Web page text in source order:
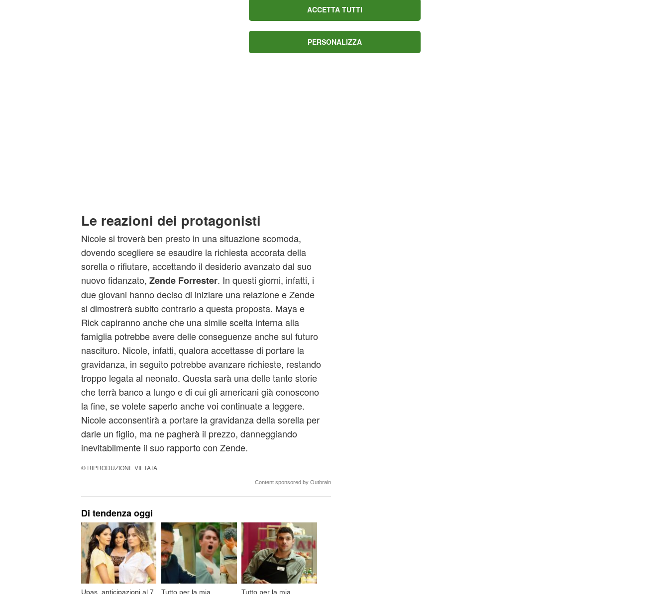
si renderà conto delle difficoltà in cui ha gettato suo sorella e
le conseguenze che ne potrebbero derivare.
Le reazioni dei protagonisti
Nicole si troverà ben presto in una situazione scomoda,
dovendo scegliere se esaudire la richiesta accorata della
sorella o rifiutare, accettando il desiderio avanzato dal suo
nuovo fidanzato, Zende Forrester. In questi giorni, infatti, i
due giovani hanno deciso di iniziare una relazione e Zende
si dimostrerà subito contrario a questa proposta. Maya e
Rick capiranno anche che una simile scelta interna alla
famiglia potrebbe avere delle conseguenze anche sul futuro
nascituro. Nicole, infatti, qualora accettasse di portare la
gravidanza, in seguito potrebbe avanzare richieste, restando
troppo legata al neonato. Questa sarà una delle tante storie
che terrà banco a lungo e di cui gli americani già conoscono
la fine, se volete saperlo anche voi continuate a leggere.
Nicole acconsentirà a portare la gravidanza della sorella per
darle un figlio, ma ne pagherà il prezzo, danneggiando
inevitabilmente il suo rapporto con Zende.
© RIPRODUZIONE VIETATA
Content sponsored by Outbrain
Di tendenza oggi
Upas, anticipazioni al 7 Tutto per la mia Tutto per la mia
ACCETTA TUTTI
PERSONALIZZA